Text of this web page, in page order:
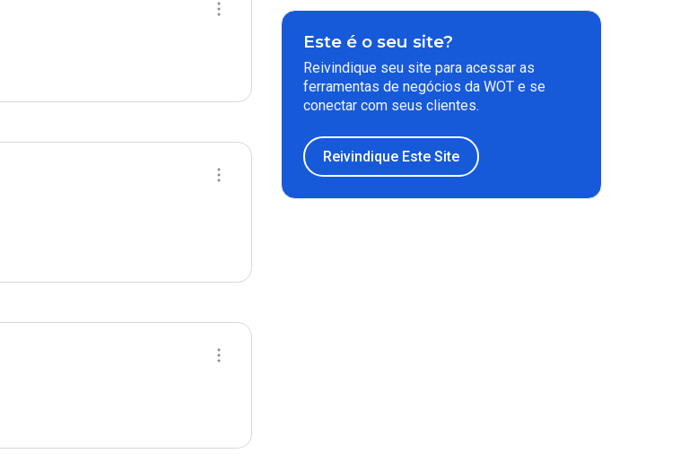
Este é o seu site?
Reivindique seu site para acessar as
ferramentas de negócios da WOT e se
conectar com seus clientes.
Reivindique Este Site